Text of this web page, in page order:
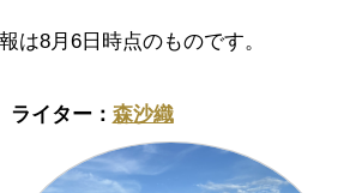
は8月6日時点のものです。
森沙織